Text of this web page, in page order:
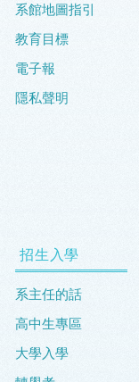
系館地圖指引
教育目標
電子報
隱私聲明
招生入學
系主任的話
高中生專區
大學入學